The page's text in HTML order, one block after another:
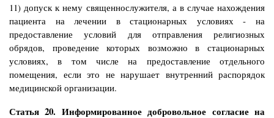
11) допуск к нему священнослужителя, а в случае нахождения
пациента на лечении в стационарных условиях - на
предоставление условий для отправления религиозных
обрядов, проведение которых возможно в стационарных
условиях, в том числе на предоставление отдельного
помещения, если это не нарушает внутренний распорядок
медицинской организации.
Статья 20. Информированное добровольное согласие на